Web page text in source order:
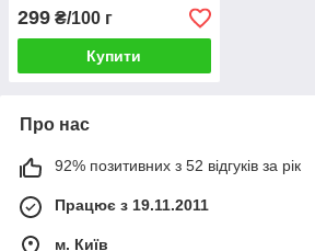
299 ₴/100 г
Купити
Про нас
92% позитивних з 52 відгуків за рік
Працює з 19.11.2011
м. Київ